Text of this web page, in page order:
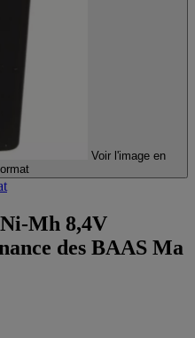
Voir l'image en
Mh 8,4V
des BAAS Ma